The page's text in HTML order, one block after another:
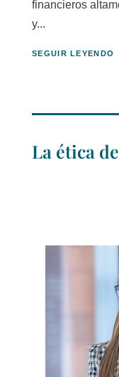
financieros
y...
SEGUIR LEYENDO
La ética